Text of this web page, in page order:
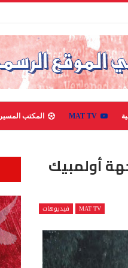
MAT TV المكتب المسير
أولمبيك
MAT TV فيديوهات